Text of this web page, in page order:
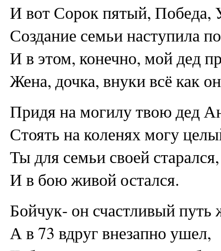
И вот Сорок пятый, Победа,
Создание семьи наступила
И в этом, конечно, мой дед
Жена, дочка, внуки всё как
Придя на могилу твою дед
Стоять на коленях могу
Ты для семьи своей старался,
И в бою живой остался.
Бойчук- он счастливый
А в 73 вдруг внезапно ушел,